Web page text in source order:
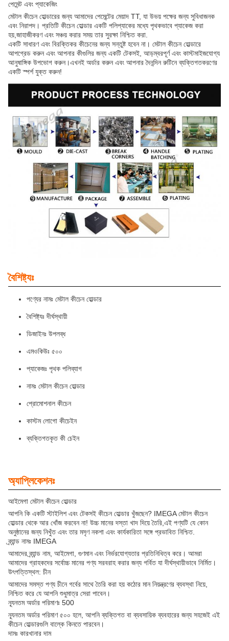
পেমেন্ট এবং প্যাকেজিং
মেটাল কীচেন হোল্ডারের জন্য আমাদের পেমেন্টের মেয়াদ TT, যা উভয় পক্ষের জন্য সুবিধাজনক
এবং নিরাপদ। প্রতিটি কীচেন হোল্ডার একটি পলিপ্যাকের মধ্যে পৃথকভাবে প্যাকেজ করা
হয়,জাহাজীকরণ এবং সঞ্চয় করার সময় তার সুরক্ষা নিশ্চিত করা.
একটি সাধারণ এবং বিরক্তিকর কীচেনের জন্য সন্তুষ্ট হবেন না। মেটাল কীচেন হোল্ডারে
আপগ্রেড করুন এবং আপনার কীগুলির জন্য একটি টেকসই, আড়ম্বরপূর্ণ এবং কাস্টমাইজযোগ্য
আনুষাঙ্গিক উপভোগ করুন।এখনই অর্ডার করুন এবং আপনার দৈনন্দিন রুটিনে ব্যক্তিগতকরণের
একটি স্পর্শ যুক্ত করুন!
বৈশিষ্ট্যঃ
পণ্যের নামঃ মেটাল কীচেন হোল্ডার
বৈশিষ্ট্যঃ দীর্ঘস্থায়ী
ডিজাইনঃ উপলব্ধ
এমওকিউঃ ৫০০
প্যাকেজঃ পৃথক পলিব্যাগ
নামঃ মেটাল কীচেন হোল্ডার
প্রোমোশনাল কীচেন
কাস্টম লোগো কীচেইন
ব্যক্তিগতকৃত কী চেইন
অ্যাপ্লিকেশনঃ
আইমেগা মেটাল কীচেন হোল্ডার
আপনি কি একটি স্টাইলিশ এবং টেকসই কীচেন হোল্ডার খুঁজছেন? IMEGA মেটাল কীচেন
হোল্ডার থেকে আর খোঁজ করবেন না! উচ্চ মানের দস্তা খাদ দিয়ে তৈরি,এই পণ্যটি যে কোন
অনুষ্ঠানের জন্য নিখুঁত এবং তার মসৃণ নকশা এবং কার্যকারিতা সঙ্গে প্রভাবিত নিশ্চিত.
ব্র্যান্ড নামঃ IMEGA
আমাদের ব্র্যান্ড নাম, আইমেগা, গুণমান এবং নির্ভরযোগ্যতার প্রতিনিধিত্ব করে। আমরা
আমাদের গ্রাহকদের সর্বোচ্চ মানের পণ্য সরবরাহ করার জন্য গর্বিত যা দীর্ঘস্থায়ীভাবে নির্মিত।
উৎপত্তিস্থল: চীন
আমাদের সমস্ত পণ্য চীনে গর্বের সাথে তৈরি করা হয় কঠোর মান নিয়ন্ত্রণের ব্যবস্থা নিয়ে,
নিশ্চিত করে যে আপনি শুধুমাত্র সেরা পাবেন।
ন্যূনতম অর্ডার পরিমাণঃ 500
ন্যূনতম অর্ডার পরিমাণ ৫০০ হলে, আপনি ব্যক্তিগত বা ব্যবসায়িক ব্যবহারের জন্য সহজেই এই
কীচেন হোল্ডারগুলি বাল্কে কিনতে পারবেন।
দামঃ কারখানার দাম